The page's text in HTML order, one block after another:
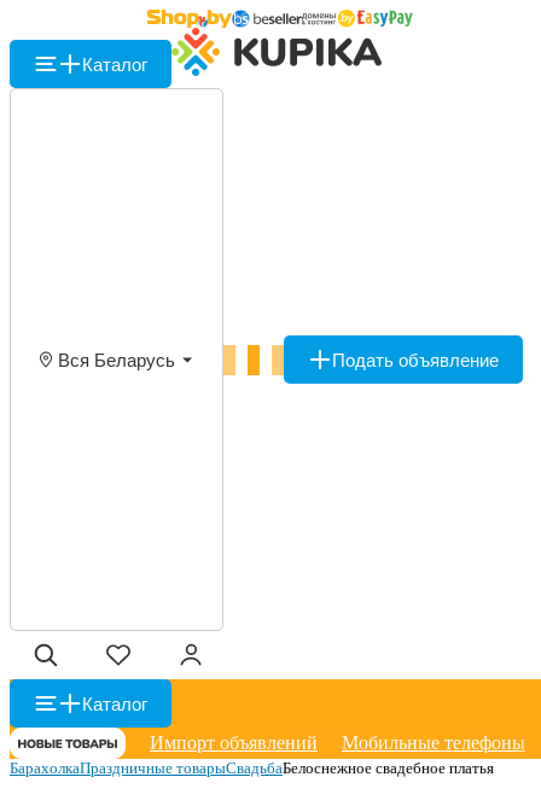
Каталог
Вся Беларусь Подать объявление
Каталог
Импорт объявлений
Мобильные телефоны
БарахолкаПраздничные товарыСвадьбаБелоснежное свадебное платья